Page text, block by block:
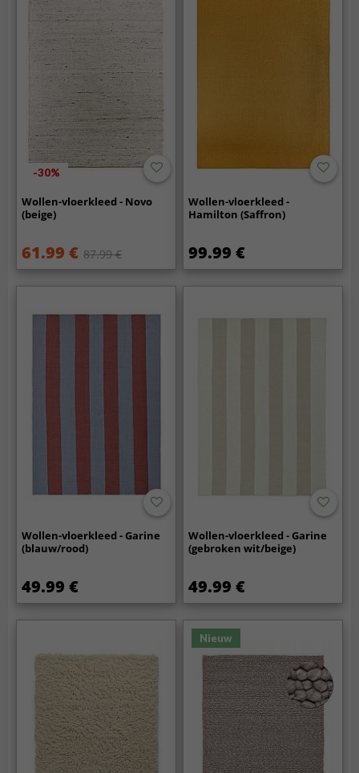
-30%
Wollen-vloerkleed - Novo
(beige)
61.99 € 87.99 €
Wollen-vloerkleed -
Hamilton (Saffron)
99.99 €
Wollen-vloerkleed - Garine
(blauw/rood)
49.99 €
Wollen-vloerkleed - Garine
(gebroken wit/beige)
49.99 €
Nieuw